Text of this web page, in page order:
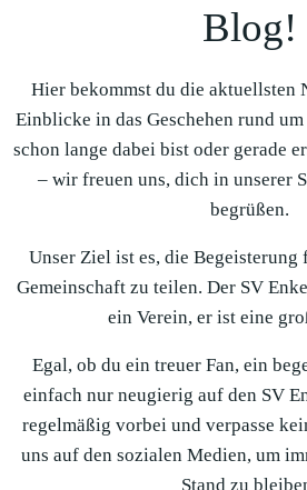
Blog!
Hier bekommst du die aktuellsten
Einblicke in das Geschehen rund
schon lange dabei bist oder gerade
– wir freuen uns, dich in unserer
begrüßen.
Unser Ziel ist es, die Begeisterung
Gemeinschaft zu teilen. Der SV
ein Verein, er ist eine
Egal, ob du ein treuer Fan, ein
einfach nur neugierig auf den SV
regelmäßig vorbei und verpasse
uns auf den sozialen Medien, um
Stand zu